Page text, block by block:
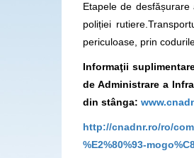
Etapele de
poliției
periculoase, prin
Informaţii
de Administrare a
din stânga:
http://cnadnr.ro/ro/